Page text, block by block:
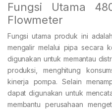
Fungsi Utama
Flowmeter
Fungsi utama produk ini
mengalir melalui pipa secara
digunakan untuk memantau
produksi, menghitung
kinerja pompa. Selain
dapat digunakan untuk
membantu perusahaan